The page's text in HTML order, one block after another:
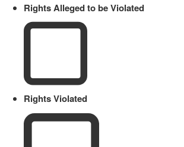
Rights Alleged to be Violated
Rights Violated